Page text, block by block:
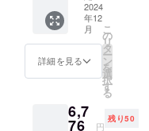
格 : 税
込7,700
円が税
送料込
6,622円
ネック
種類
ネック
・ V
2024
年12
月
詳細を見る
こ
の
リ
タ
ー
ン
を
選
択
す
る
6,7
76 円
残り50